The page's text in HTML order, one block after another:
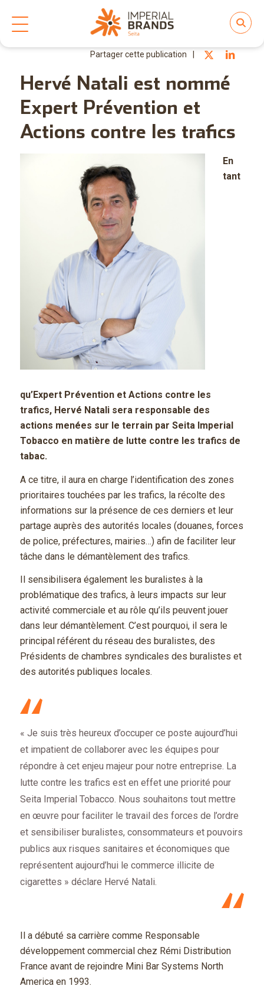
Hervé Natali est nommé
Expert Prévention et
Actions contre les trafics
En
tant
qu’Expert Prévention et Actions contre les
trafics, Hervé Natali sera responsable des
actions menées sur le terrain par Seita Imperial
Tobacco en matière de lutte contre les trafics de
tabac.
A ce titre, il aura en charge l’identification des zones
prioritaires touchées par les trafics, la récolte des
informations sur la présence de ces derniers et leur
partage auprès des autorités locales (douanes, forces
de police, préfectures, mairies…) afin de faciliter leur
tâche dans le démantèlement des trafics.
Il sensibilisera également les buralistes à la
problématique des trafics, à leurs impacts sur leur
activité commerciale et au rôle qu’ils peuvent jouer
dans leur démantèlement. C’est pourquoi, il sera le
principal référent du réseau des buralistes, des
Présidents de chambres syndicales des buralistes et
des autorités publiques locales.
« Je suis très heureux d’occuper ce poste aujourd’hui
et impatient de collaborer avec les équipes pour
répondre à cet enjeu majeur pour notre entreprise. La
lutte contre les trafics est en effet une priorité pour
Seita Imperial Tobacco. Nous souhaitons tout mettre
en œuvre pour faciliter le travail des forces de l’ordre
et sensibiliser buralistes, consommateurs et pouvoirs
publics aux risques sanitaires et économiques que
représentent aujourd’hui le commerce illicite de
cigarettes » déclare Hervé Natali.
Il a débuté sa carrière comme Responsable
développement commercial chez Rémi Distribution
France avant de rejoindre Mini Bar Systems North
America en 1993.
Partager cette publication